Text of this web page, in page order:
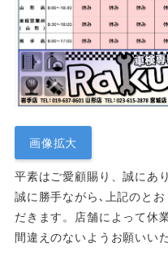
画像拡大
平素はご愛顧賜り、誠にあ
誠に勝手ながら､上記のと
だきます。店舗によって休
間違えのないようお願いい